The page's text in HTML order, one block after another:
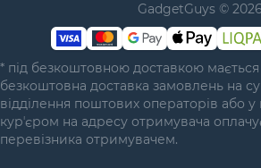
GadgetGuys © 2026
* під безкоштовною доставкою мається
безкоштовна доставка замовлень на
відділення поштових операторів або
курʼєром на адресу отримувача
перевізника отримувачем.